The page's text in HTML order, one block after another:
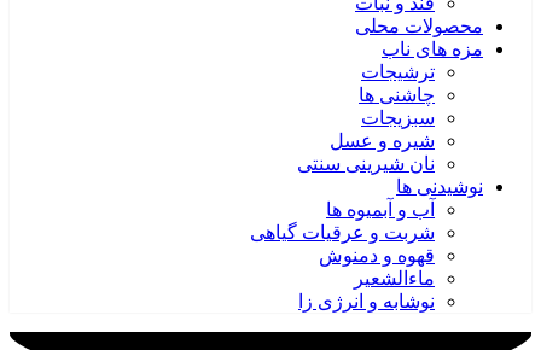
محصولات محلی
مزه های ناب
ترشیجات
چاشنی ها
سبزیجات
شیره و عسل
نان شیرینی سنتی
نوشیدنی ها
آب و آبمیوه ها
شربت و عرقیات گیاهی
قهوه و دمنوش
ماءالشعیر
نوشابه و انرژی زا